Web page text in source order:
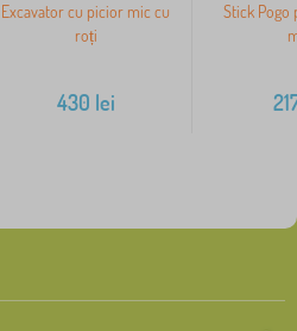
Excavator cu picior mic cu
roți
430 lei
Stick